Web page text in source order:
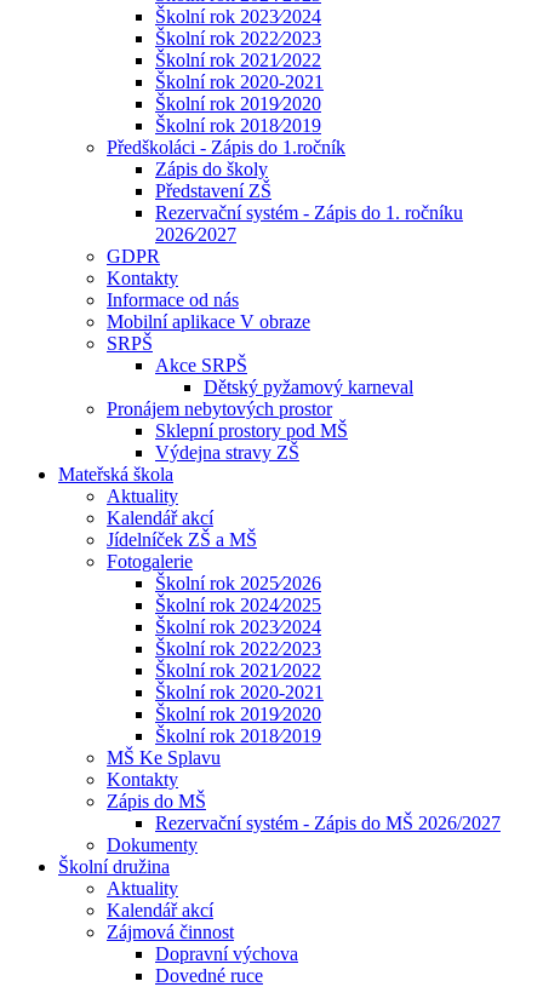
Školní rok 2023⁄2024
Školní rok 2022⁄2023
Školní rok 2021⁄2022
Školní rok 2020-2021
Školní rok 2019⁄2020
Školní rok 2018⁄2019
Předškoláci - Zápis do 1.ročník
Zápis do školy
Představení ZŠ
Rezervační systém - Zápis do 1. ročníku
2026⁄2027
GDPR
Kontakty
Informace od nás
Mobilní aplikace V obraze
SRPŠ
Akce SRPŠ
Dětský pyžamový karneval
Pronájem nebytových prostor
Sklepní prostory pod MŠ
Výdejna stravy ZŠ
Mateřská škola
Aktuality
Kalendář akcí
Jídelníček ZŠ a MŠ
Fotogalerie
Školní rok 2025⁄2026
Školní rok 2024⁄2025
Školní rok 2023⁄2024
Školní rok 2022⁄2023
Školní rok 2021⁄2022
Školní rok 2020-2021
Školní rok 2019⁄2020
Školní rok 2018⁄2019
MŠ Ke Splavu
Kontakty
Zápis do MŠ
Rezervační systém - Zápis do MŠ 2026/2027
Dokumenty
Školní družina
Aktuality
Kalendář akcí
Zájmová činnost
Dopravní výchova
Dovedné ruce